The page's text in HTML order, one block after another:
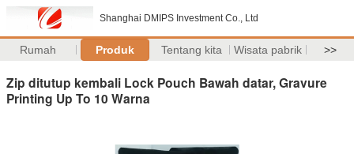
Shanghai DMIPS Investment Co., Ltd
Rumah Produk Tentang kita Wisata pabrik >>
Zip ditutup kembali Lock Pouch Bawah datar, Gravure
Printing Up To 10 Warna